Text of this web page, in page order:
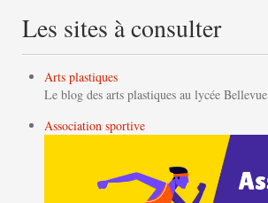
Les sites à consulter
Arts plastiques
Le blog des arts plastiques au lycée Bellevue
Association sportive